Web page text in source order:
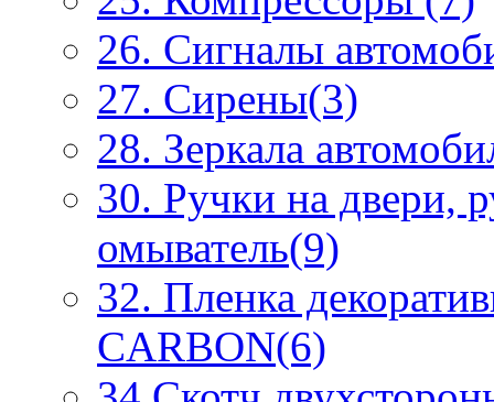
26. Сигналы
27. Сирены(3)
28. Зеркала
30. Ручки на двери,
омыватель(9)
32. Пленка
CARBON(6)